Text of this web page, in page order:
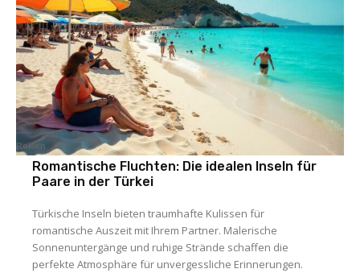
Reisen
Romantische Fluchten: Die idealen Inseln für
Paare in der Türkei
Türkische Inseln bieten traumhafte Kulissen für
romantische Auszeit mit Ihrem Partner. Malerische
Sonnenuntergänge und ruhige Strände schaffen die
perfekte Atmosphäre für unvergessliche Erinnerungen.